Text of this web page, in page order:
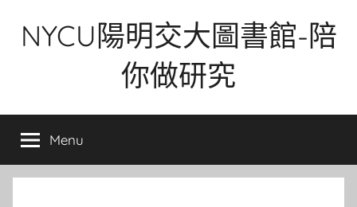
NYCU陽明交大圖書館-陪
你做研究
Menu